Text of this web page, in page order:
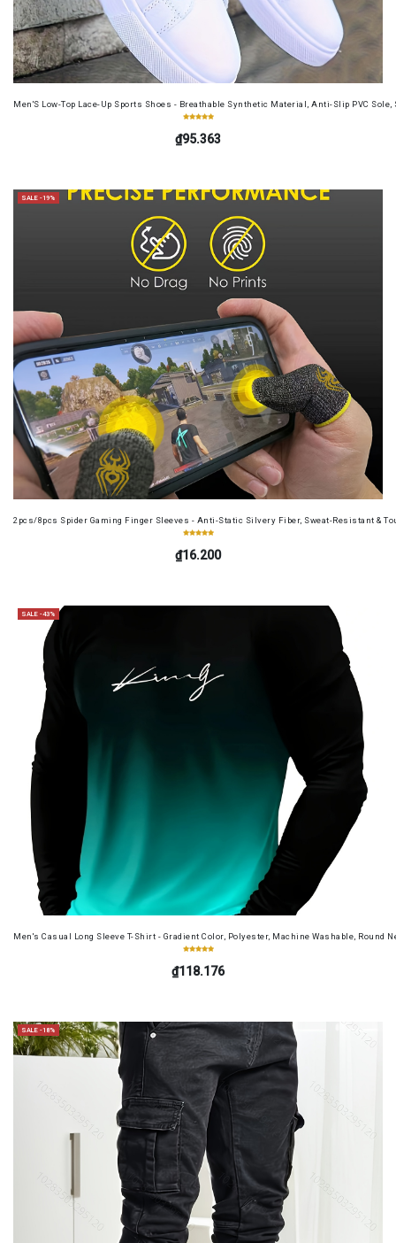
Men'S Low-Top Lace-Up Sports Shoes - Breathable Synthetic Material, Anti-Slip PVC
₫95.363
SALE -19%
2pcs/8pcs Spider Gaming Finger Sleeves - Anti-Static Silvery Fiber, Sweat-Resistant &
₫16.200
SALE -43%
Men's Casual Long Sleeve T-Shirt - Gradient Color, Polyester, Machine Washable, Round
₫118.176
SALE -18%